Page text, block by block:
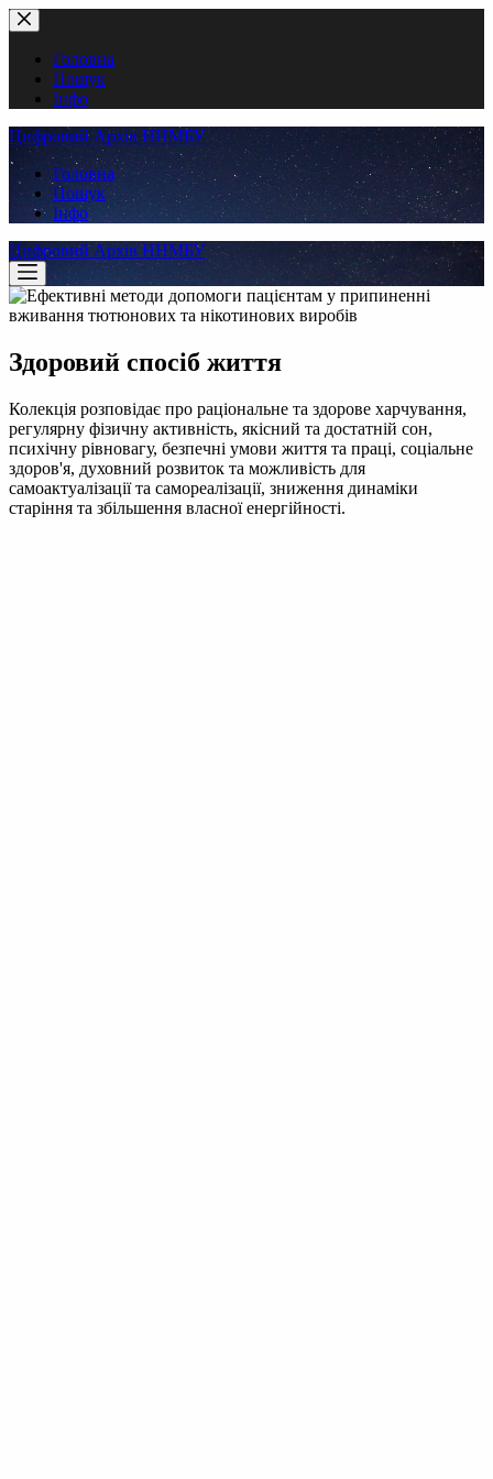
Перейти
до
вмістуГоловна
Пошук
Інфо
Цифровий Архів ННМБУ
Головна
Пошук
Інфо
Цифровий Архів ННМБУ
Здоровий спосіб життя
Колекція розповідає про раціональне та здорове харчування,
регулярну фізичну активність, якісний та достатній сон,
психічну рівновагу, безпечні умови життя та праці, соціальне
здоров'я, духовний розвиток та можливість для
самоактуалізації та самореалізації, зниження динаміки
старіння та збільшення власної енергійності.